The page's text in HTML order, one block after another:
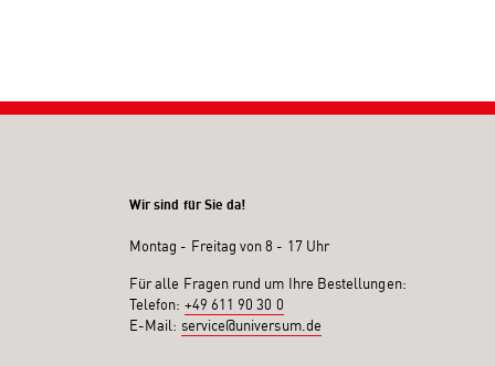
Wir sind für Sie da!
Montag - Freitag von 8 - 17 Uhr
Für alle Fragen rund um Ihre Bestellungen:
Telefon: +49 611 90 30 0
E-Mail: service@universum.de